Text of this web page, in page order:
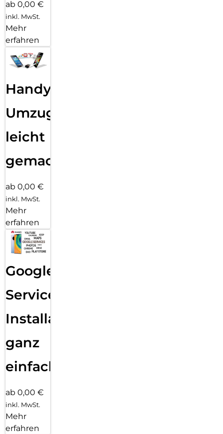
ab 0,00 €
inkl. MwSt.
Mehr
erfahren
Handy
Umzug
leicht
gemacht!
ab 0,00 €
inkl. MwSt.
Mehr
erfahren
Google
Services
Installation
ganz
einfach
ab 0,00 €
inkl. MwSt.
Mehr
erfahren